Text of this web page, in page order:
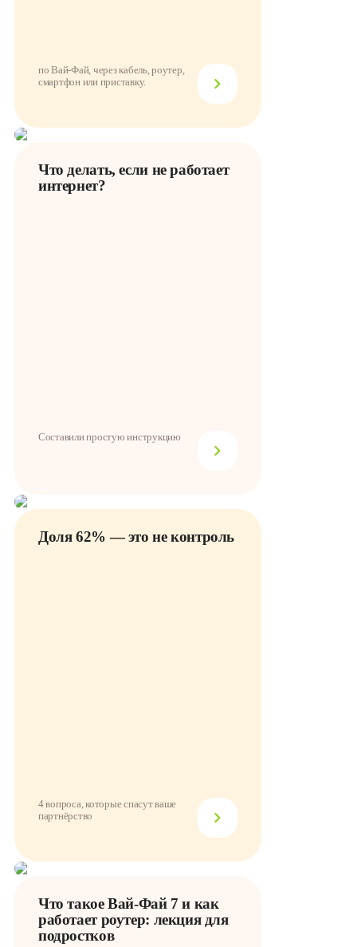
по Вай-Фай, через кабель, роутер,
смартфон или приставку.
Что делать, если не работает
интернет?
Составили простую инструкцию
Доля 62% — это не контроль
4 вопроса, которые спасут ваше
партнёрство
Что такое Вай-Фай 7 и как
работает роутер: лекция для
подростков